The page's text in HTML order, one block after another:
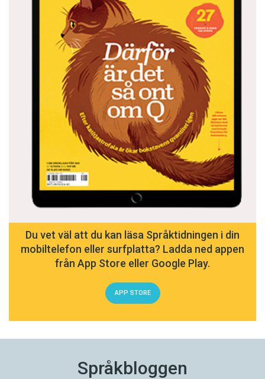
Du vet väl att du kan läsa Språktidningen i din
mobiltelefon eller surfplatta? Ladda ned appen
från App Store eller Google Play.
APP STORE
Språkbloggen